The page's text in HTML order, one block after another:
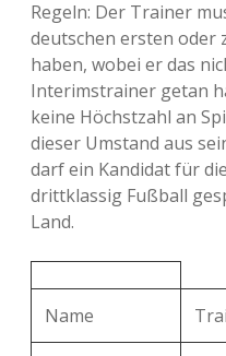
Regeln: Der Trainer
deutschen ersten oder
haben, wobei er das
Interimstrainer getan
keine Höchstzahl an
dieser Umstand aus
darf ein Kandidat für
drittklassig Fußball
Land.
Name